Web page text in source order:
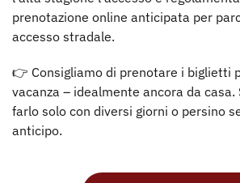
prenotazione online anticipata per
accesso stradale.
👉 Consigliamo di prenotare i biglietti
vacanza – idealmente ancora da casa.
farlo solo con diversi giorni o persino
anticipo.